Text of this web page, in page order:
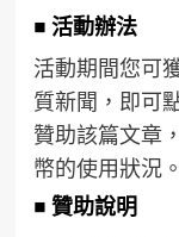
■ 活動辦法
活動期間您可
質新聞，即可
贊助該篇文章
幣的使用狀況。
■ 贊助說明